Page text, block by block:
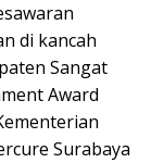
di kancah
Sangat
Award
Surabaya